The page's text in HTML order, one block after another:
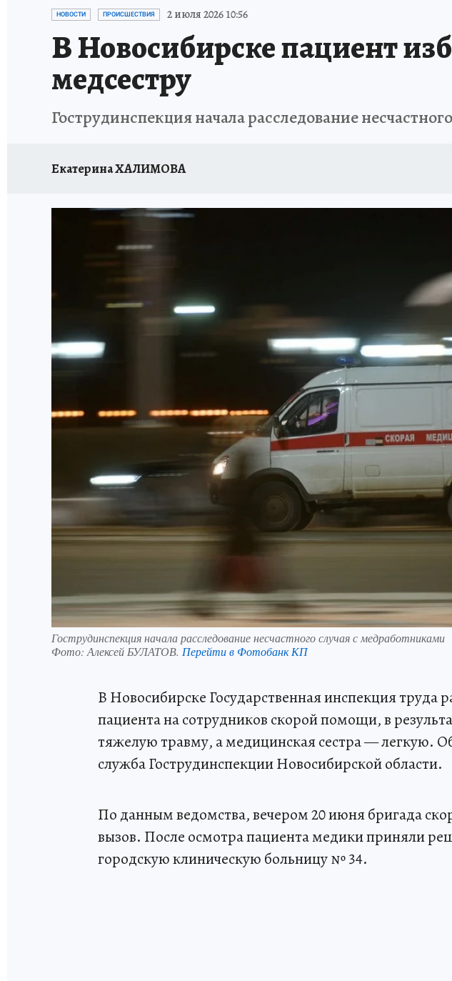
ОТДЫХ В РОССИИ ЗАПОВЕДНАЯ РОССИЯ
НОВОСТИ ПРОИСШЕСТВИЯ 2 июля 2026 10:56
В Новосибирске пациент
медсестру
Гострудинспекция начала расследование
Екатерина ХАЛИМОВА
Гострудинспекция начала расследование несчастного случая с медработниками
Фото: Алексей БУЛАТОВ. Перейти в Фотобанк КП
В Новосибирске Государственная инспекция труда
пациента на сотрудников скорой помощи, в
тяжелую травму, а медицинская сестра — легкую.
служба Гострудинспекции Новосибирской области.
По данным ведомства, вечером 20 июня бригада
вызов. После осмотра пациента медики приняли
городскую клиническую больницу № 34.